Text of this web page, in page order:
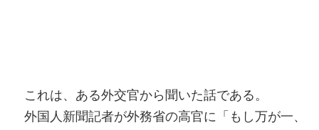
これは、ある外交官から聞いた話である。
外国人新聞記者が外務省の高官に「もし万が一、